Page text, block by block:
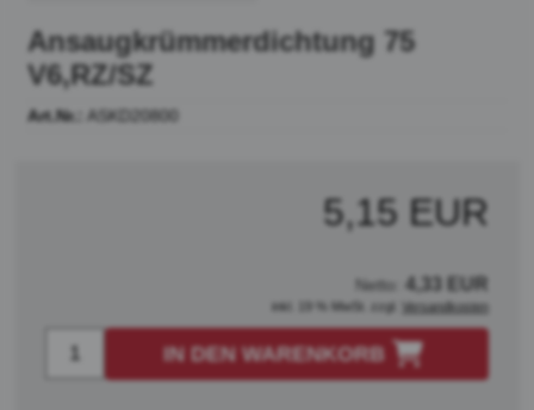
Ansaugkrümmerdichtung 75
V6,RZ/SZ
Art.Nr.: ASKD20800
5,15 EUR
Netto: 4,33 EUR
inkl. 19 % MwSt. zzgl. Versandkosten
IN DEN WARENKORB